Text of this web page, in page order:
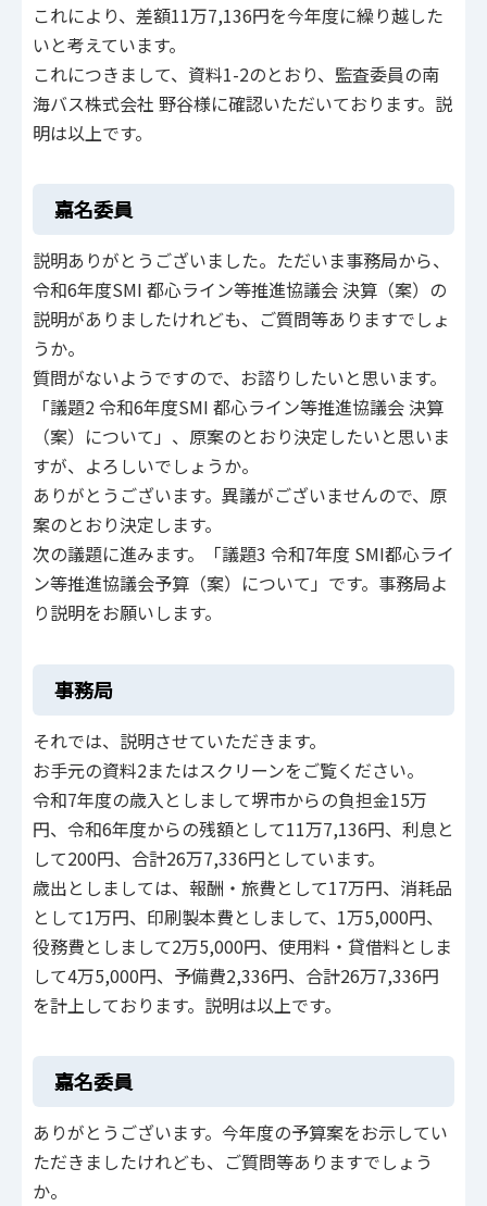
これにより、差額11万7,136円を今年度に繰り越した
いと考えています。
これにつきまして、資料1-2のとおり、監査委員の南
海バス株式会社 野谷様に確認いただいております。説
明は以上です。
嘉名委員
説明ありがとうございました。ただいま事務局から、
令和6年度SMI 都心ライン等推進協議会 決算（案）の
説明がありましたけれども、ご質問等ありますでしょ
うか。
質問がないようですので、お諮りしたいと思います。
「議題2 令和6年度SMI 都心ライン等推進協議会 決算
（案）について」、原案のとおり決定したいと思いま
すが、よろしいでしょうか。
ありがとうございます。異議がございませんので、原
案のとおり決定します。
次の議題に進みます。「議題3 令和7年度 SMI都心ライ
ン等推進協議会予算（案）について」です。事務局よ
り説明をお願いします。
事務局
それでは、説明させていただきます。
お手元の資料2またはスクリーンをご覧ください。
令和7年度の歳入としまして堺市からの負担金15万
円、令和6年度からの残額として11万7,136円、利息と
して200円、合計26万7,336円としています。
歳出としましては、報酬・旅費として17万円、消耗品
として1万円、印刷製本費としまして、1万5,000円、
役務費としまして2万5,000円、使用料・貸借料としま
して4万5,000円、予備費2,336円、合計26万7,336円
を計上しております。説明は以上です。
嘉名委員
ありがとうございます。今年度の予算案をお示してい
ただきましたけれども、ご質問等ありますでしょう
か。